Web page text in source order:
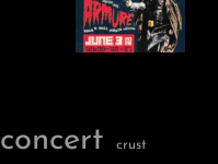
concert crust